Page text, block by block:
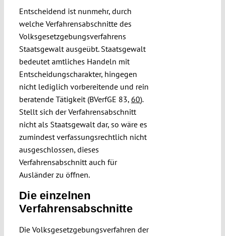
Entscheidend ist nunmehr, durch
welche Verfahrensabschnitte des
Volksgesetzgebungsverfahrens
Staatsgewalt ausgeübt. Staatsgewalt
bedeutet amtliches Handeln mit
Entscheidungscharakter, hingegen
nicht lediglich vorbereitende und rein
beratende Tätigkeit (BVerfGE 83, 60).
Stellt sich der Verfahrensabschnitt
nicht als Staatsgewalt dar, so wäre es
zumindest verfassungsrechtlich nicht
ausgeschlossen, dieses
Verfahrensabschnitt auch für
Ausländer zu öffnen.
Die einzelnen
Verfahrensabschnitte
Die Volksgesetzgebungsverfahren der